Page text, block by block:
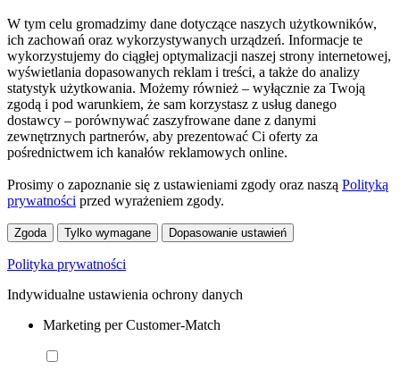
W tym celu gromadzimy dane dotyczące naszych użytkowników,
ich zachowań oraz wykorzystywanych urządzeń. Informacje te
wykorzystujemy do ciągłej optymalizacji naszej strony internetowej,
wyświetlania dopasowanych reklam i treści, a także do analizy
statystyk użytkowania. Możemy również – wyłącznie za Twoją
zgodą i pod warunkiem, że sam korzystasz z usług danego
dostawcy – porównywać zaszyfrowane dane z danymi
zewnętrznych partnerów, aby prezentować Ci oferty za
pośrednictwem ich kanałów reklamowych online.
Prosimy o zapoznanie się z ustawieniami zgody oraz naszą Polityką
prywatności przed wyrażeniem zgody.
Zgoda Tylko wymagane Dopasowanie ustawień
Polityka prywatności
Indywidualne ustawienia ochrony danych
Marketing per Customer-Match